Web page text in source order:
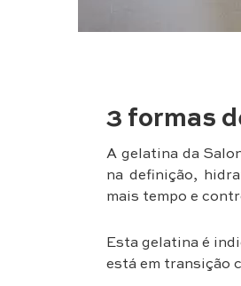
3 formas
A gelatina da
na definição,
mais tempo e
Esta gelatina é
está em transição